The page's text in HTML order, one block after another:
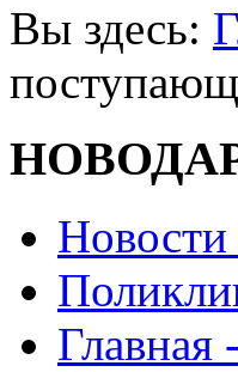
Вы здесь:
НОВОДАР
Главная